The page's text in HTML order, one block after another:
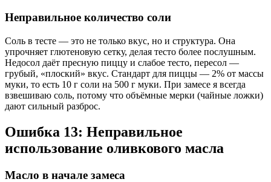
Неправильное количество соли
Соль в тесте — это не только вкус, но и структура. Она
упрочняет глютеновую сетку, делая тесто более послушным.
Недосол даёт пресную пиццу и слабое тесто, пересол —
грубый, «плоский» вкус. Стандарт для пиццы — 2% от массы
муки, то есть 10 г соли на 500 г муки. При замесе я всегда
взвешиваю соль, потому что объёмные мерки (чайные ложки)
дают сильный разброс.
Ошибка 13: Неправильное
использование оливкового масла
Масло в начале замеса